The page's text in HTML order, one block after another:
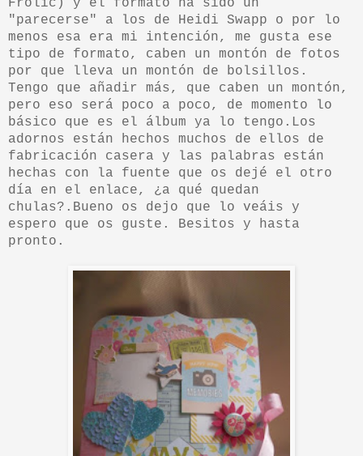
Frolic) y el formato ha sido un
"parecerse" a los de Heidi Swapp o por lo
menos esa era mi intención, me gusta ese
tipo de formato, caben un montón de fotos
por que lleva un montón de bolsillos.
Tengo que añadir más, que caben un montón,
pero eso será poco a poco, de momento lo
básico que es el álbum ya lo tengo.Los
adornos están hechos muchos de ellos de
fabricación casera y las palabras están
hechas con la fuente que os dejé el otro
día en el enlace, ¿a qué quedan
chulas?.Bueno os dejo que lo veáis y
espero que os guste. Besitos y hasta
pronto.